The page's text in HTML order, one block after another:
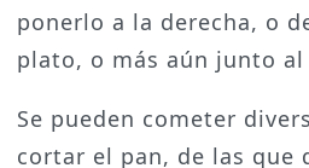
ponerlo a la derecha, o
plato, o más aún junto
Se pueden cometer
cortar el pan, de las que